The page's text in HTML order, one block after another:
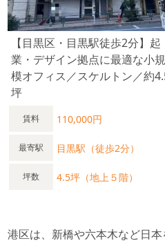
【目黒区・目黒駅徒歩2分】起
業・デザイン拠点に最適な小規
模オフィス／スケルトン／約
坪
賃料 110,000円
最寄駅 目黒駅（徒歩2分）
坪数 4.5坪（地上５階）
港区は、新橋や六本木など日本